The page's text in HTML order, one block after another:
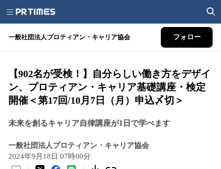
一般社団法人プロティアン・キャリア協会 フォロー
【902名が受検！】自分らしい働き方をデザイ
ン、プロティアン・キャリア基礎講座・検定
開催＜第17回/10月7日（月）申込〆切＞
未来を創るキャリア自律講座が1日で学べます
一般社団法人プロティアン・キャリア協会
2024年9月18日 07時00分